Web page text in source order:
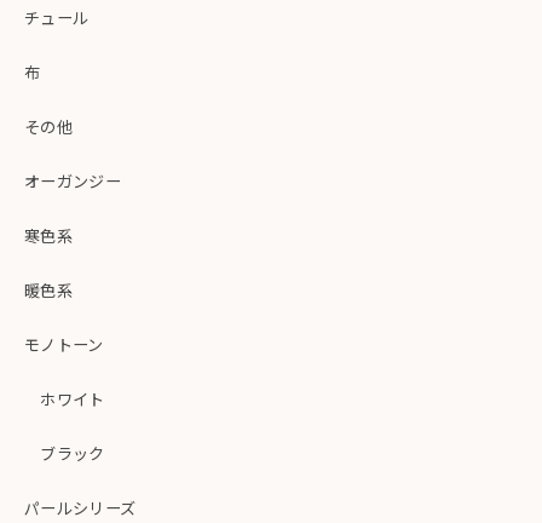
チュール
布
その他
オーガンジー
寒色系
暖色系
モノトーン
ホワイト
ブラック
パールシリーズ